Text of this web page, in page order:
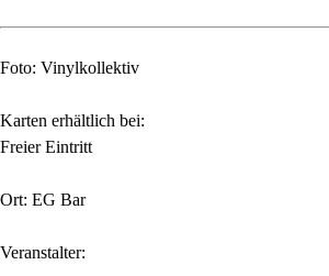
Foto: Vinylkollektiv
Karten erhältlich bei:
Freier Eintritt
Ort: EG Bar
Veranstalter: